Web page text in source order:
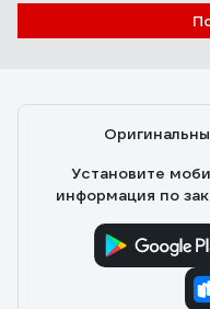
Установите
информация по